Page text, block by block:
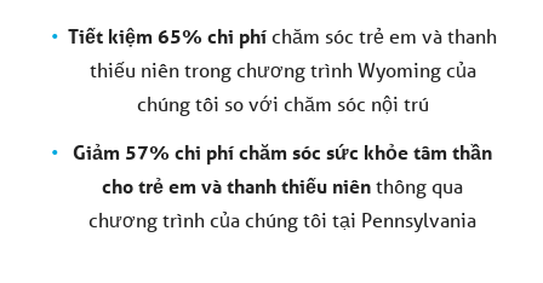
Tiết kiệm 65% chi phíchăm sóc trẻ em và thanh
thiếu niên trong chương trình Wyoming của
chúng tôi so với chăm sóc nội trú
Giảm 57% chi phí chăm sóc sức khỏe tâm thần
cho trẻ em và thanh thiếu niênthông qua
chương trình của chúng tôi tại Pennsylvania